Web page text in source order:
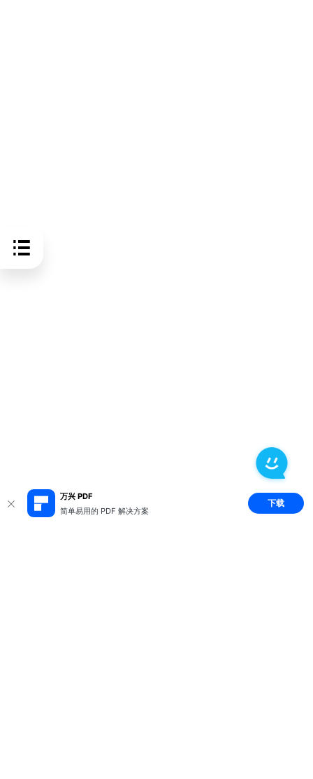
万兴 PDF
简单易用的 PDF 解决方案
下载